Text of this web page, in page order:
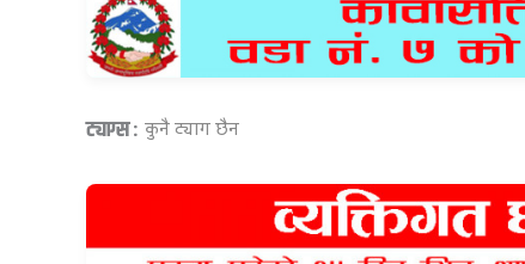
ट्याग्स : कुनै ट्याग छैन